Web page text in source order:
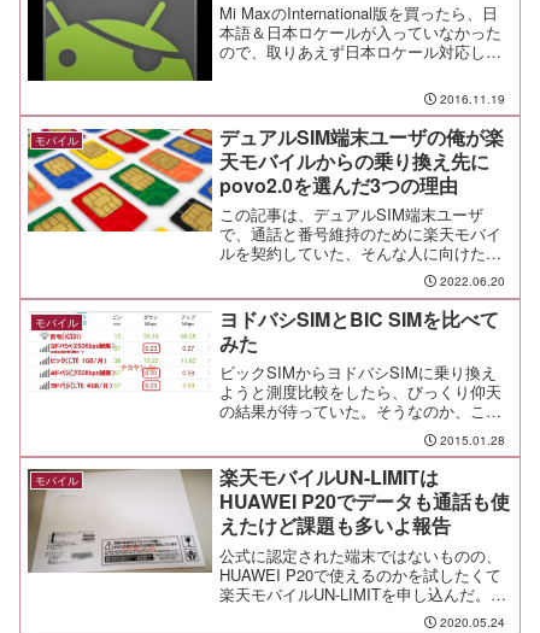
Mi MaxのInternational版を買ったら、日
本語＆日本ロケールが入っていなかった
ので、取りあえず日本ロケール対応した
2016.11.19
モバイル
デュアルSIM端末ユーザの俺が楽
天モバイルからの乗り換え先に
povo2.0を選んだ3つの理由
この記事は、デュアルSIM端末ユーザ
で、通話と番号維持のために楽天モバイ
ルを契約していた、そんな人に向けたも
のだ。G-Suiteもそうだが、刈り取りの時
期なんだなぁ。。。としみじみ思う。楽
天モバイルショックとでも言おうか。ぶ
っちゃけ0円で維...
2022.06.20
モバイル
ヨドバシSIMとBIC SIMを比べて
みた
ビックSIMからヨドバシSIMに乗り換え
ようと測度比較をしたら、びっくり仰天
の結果が待っていた。そうなのか、こう
2015.01.28
モバイル
楽天モバイルUN-LIMITは
HUAWEI P20でデータも通話も使
えたけど課題も多いよ報告
公式に認定された端末ではないものの、
HUAWEI P20で使えるのかを試したくて
楽天モバイルUN-LIMITを申し込んだ。結
果、使えるが決してメイン回線にはして
2020.05.24